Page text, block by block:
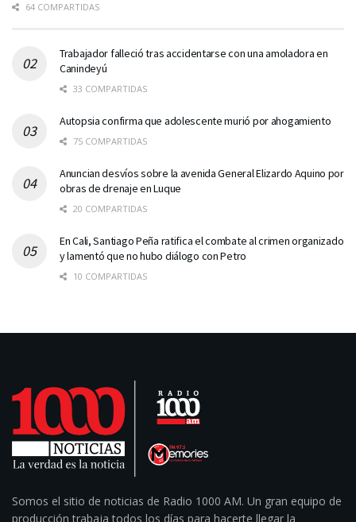
64 COMPARTIDAS
Trabajador falleció tras accidentarse con una amoladora en
Canindeyú
33 COMPARTIDAS
Autopsia confirma que adolescente murió por ahogamiento
75 COMPARTIDAS
Anuncian desvíos sobre la avenida General Elizardo Aquino por
obras de drenaje en Luque
20 COMPARTIDAS
En Cali, Santiago Peña ratifica el combate al crimen organizado
y lamentó que no hubo diálogo con Petro
10 COMPARTIDAS
Somos el sitio de noticias de Radio 1000 AM. Un gran equipo de
producción trabaja todos los días para hacerte llegar la